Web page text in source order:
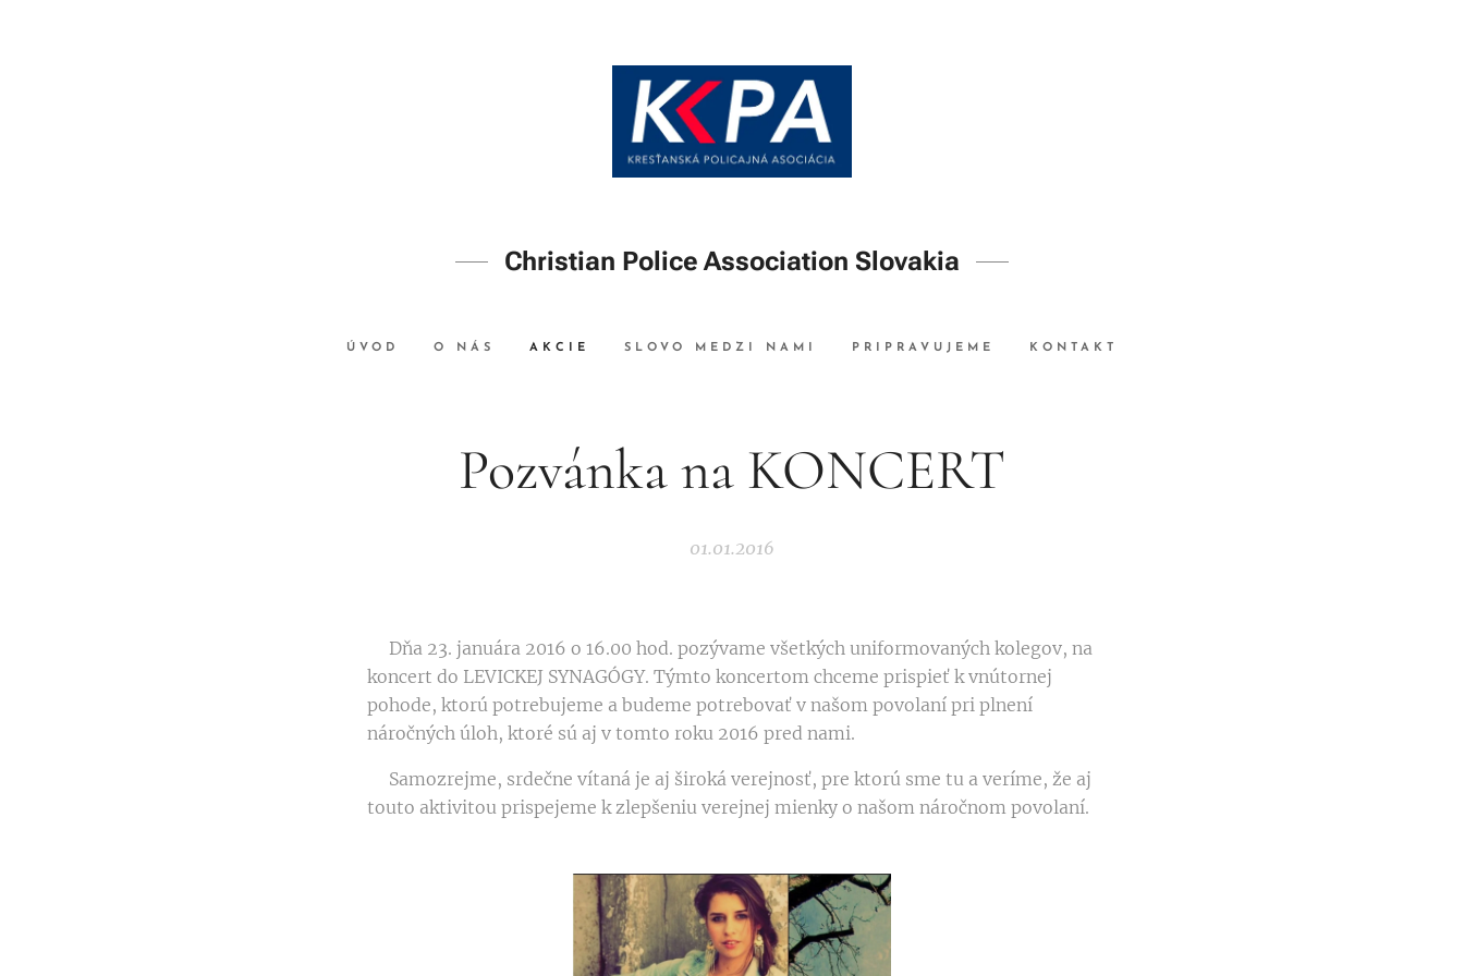
Christian Police Association Slovakia
ÚVOD O NÁS AKCIE SLOVO MEDZI NAMI PRIPRAVUJEME KONTAKT
Pozvánka na KONCERT
01.01.2016
Dňa 23. januára 2016 o 16.00 hod. pozývame všetkých uniformovaných kolegov, na
koncert do LEVICKEJ SYNAGÓGY. Týmto koncertom chceme prispieť k vnútornej
pohode, ktorú potrebujeme a budeme potrebovať v našom povolaní pri plnení
náročných úloh, ktoré sú aj v tomto roku 2016 pred nami.
Samozrejme, srdečne vítaná je aj široká verejnosť, pre ktorú sme tu a veríme, že aj
touto aktivitou prispejeme k zlepšeniu verejnej mienky o našom náročnom povolaní.